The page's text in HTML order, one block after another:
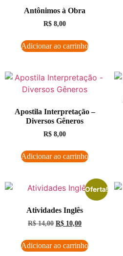
Antônimos à Obra
R$ 8,00
Adicionar ao carrinho
Apostila Interpretação –
Diversos Gêneros
R$ 8,00
Adicionar ao carrinho
Oferta!
Atividades Inglês
R$14,00 R$ 10,00
Adicionar ao carrinho